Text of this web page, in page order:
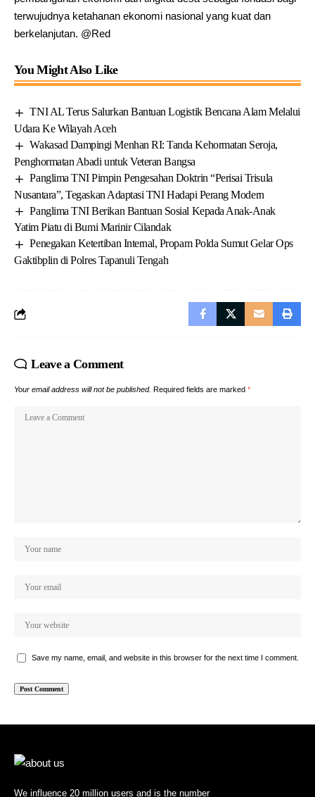
terwujudnya ketahanan ekonomi nasional yang kuat dan
berkelanjutan. @Red
You Might Also Like
TNI AL Terus Salurkan Bantuan Logistik Bencana Alam Melalui
Udara Ke Wilayah Aceh
Wakasad Dampingi Menhan RI: Tanda Kehormatan Seroja,
Penghormatan Abadi untuk Veteran Bangsa
Panglima TNI Pimpin Pengesahan Doktrin “Perisai Trisula
Nusantara”, Tegaskan Adaptasi TNI Hadapi Perang Modern
Panglima TNI Berikan Bantuan Sosial Kepada Anak-Anak
Yatim Piatu di Bumi Marinir Cilandak
Penegakan Ketertiban Internal, Propam Polda Sumut Gelar Ops
Gaktibplin di Polres Tapanuli Tengah
Leave a Comment
Your email address will not be published. Required fields are marked *
Save my name, email, and website in this browser for the next time I comment.
We influence 20 million users and is the number